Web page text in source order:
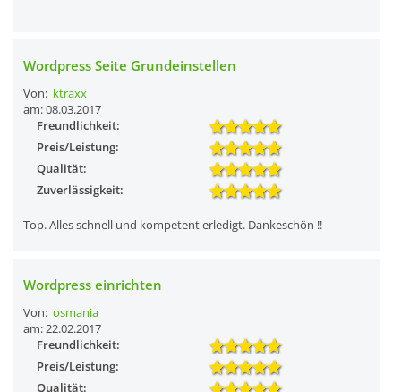
Wordpress Seite Grundeinstellen
Von: ktraxx
am: 08.03.2017
Freundlichkeit:
Preis/Leistung:
Qualität:
Zuverlässigkeit:
Top. Alles schnell und kompetent erledigt. Dankeschön !!
Wordpress einrichten
Von: osmania
am: 22.02.2017
Freundlichkeit:
Preis/Leistung:
Qualität: